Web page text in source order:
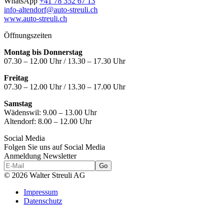
info-altendorf@auto-streuli.ch
www.auto-streuli.ch
Öffnungszeiten
Montag bis Donnerstag
07.30 – 12.00 Uhr / 13.30 – 17.30 Uhr
Freitag
07.30 – 12.00 Uhr / 13.30 – 17.00 Uhr
Samstag
Wädenswil: 9.00 – 13.00 Uhr
Altendorf: 8.00 – 12.00 Uhr
Social Media
Folgen Sie uns auf Social Media
Anmeldung Newsletter
© 2026 Walter Streuli AG
Impressum
Datenschutz